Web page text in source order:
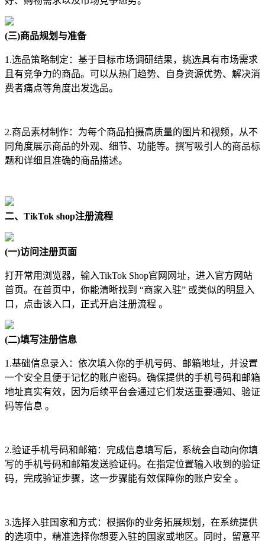
(三)商品规划与准备
1.选品策略制定：基于目标市场调研结果，挑选具有市场需求
且有竞争力的商品。可以从热门趋势、自身资源优势、解决消
费者痛点等角度出发选品。
2.商品素材制作：为每个商品拍摄高质量的图片和视频，从不
同角度展示商品的外观、细节、功能等。撰写吸引人的商品标
题和详细且准确的商品描述。
二、TikTok shop注册流程
(一)访问注册页面
打开常用浏览器，输入TikTok Shop官网网址，进入官方网站
首页。在首页中，你能清晰找到 “商家入驻” 或类似的明显入
口，点击该入口，正式开启注册流程 。
(二)填写注册信息
1.基础信息录入：依次填入你的手机号码、邮箱地址，并设置
一个安全且便于记忆的账户密码。确保提供的手机号码和邮箱
地址真实有效，因为后续平台会通过它们发送重要通知、验证
码等信息 。
2.验证手机号码和邮箱：完成信息填写后，系统会自动向你填
写的手机号码和邮箱发送验证码。在指定位置输入收到的验证
码，完成验证步骤，这一步骤能有效保障你的账户安全 。
3.选择入驻国家和方式：根据你的业务拓展规划，在系统提供
的选项中，精准选择你想要入驻的国家或地区。同时，留意平